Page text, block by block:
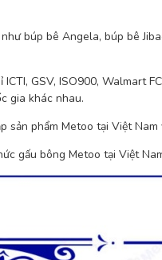
búp bê Angela, búp bê
GSV, ISO900, Walmart
gia khác nhau.
sản phẩm Metoo tại Việt
gấu bông Metoo tại Việt